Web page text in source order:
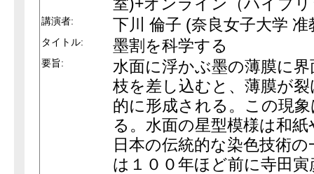
講演者: 下川 倫子 (奈良女子大学 准
タイトル: 墨割を科学する
要旨:
水面に浮かぶ墨の薄膜に
枝を差し込むと、薄膜が
的に形成される。この現
る。水面の星型模様は和
日本の伝統的な染色技術
は１００年ほど前に寺田